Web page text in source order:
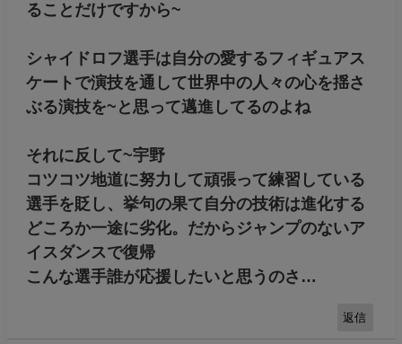
ることだけですから~
シャイドロフ選手は自分の愛するフィギュアス
ケートで演技を通して世界中の人々の心を揺さ
ぶる演技を~と思って邁進してるのよね
それに反して~宇野
コツコツ地道に努力して頑張って練習している
選手を貶し、挙句の果て自分の技術は進化する
どころか一途に劣化。だからジャンプのないア
イスダンスで復帰
こんな選手誰が応援したいと思うのさ…
返信